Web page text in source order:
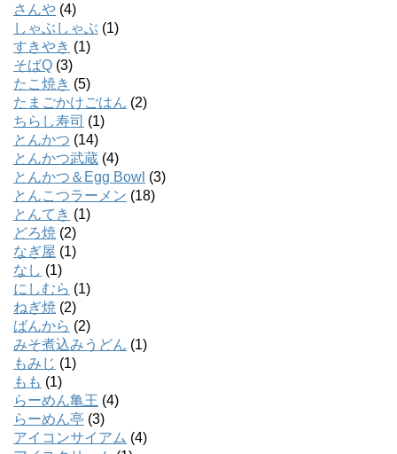
さんや (4)
しゃぶしゃぶ (1)
すきやき (1)
そばQ (3)
たこ焼き (5)
たまごかけごはん (2)
ちらし寿司 (1)
とんかつ (14)
とんかつ武蔵 (4)
とんかつ＆Egg Bowl (3)
とんこつラーメン (18)
とんてき (1)
どろ焼 (2)
なぎ屋 (1)
なし (1)
にしむら (1)
ねぎ焼 (2)
ばんから (2)
みそ煮込みうどん (1)
もみじ (1)
もも (1)
らーめん亀王 (4)
らーめん亭 (3)
アイコンサイアム (4)